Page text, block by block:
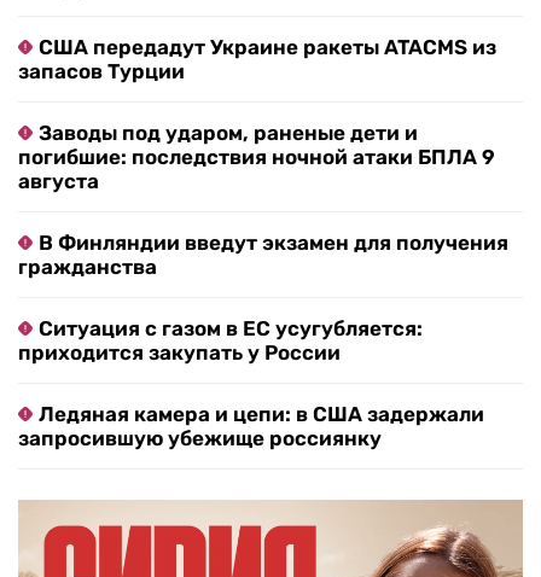
США передадут Украине ракеты ATACMS из
запасов Турции
Заводы под ударом, раненые дети и
погибшие: последствия ночной атаки БПЛА 9
августа
В Финляндии введут экзамен для получения
гражданства
Ситуация с газом в ЕС усугубляется:
приходится закупать у России
Ледяная камера и цепи: в США задержали
запросившую убежище россиянку